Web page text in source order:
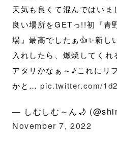
天気も良くて混んではいま
良い場所をGETっ!!初『青
場』最高でしたぁ👍✨新し
入れしたら、燃焼してくれ
アタリかなぁ～♪これにリ
かと…pic.twitter.com/
— しむしむ～ん🌙
November 7, 2022